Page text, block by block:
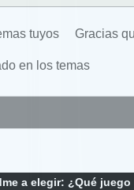
tuyos Gracias
en los temas
a elegir: ¿Qué